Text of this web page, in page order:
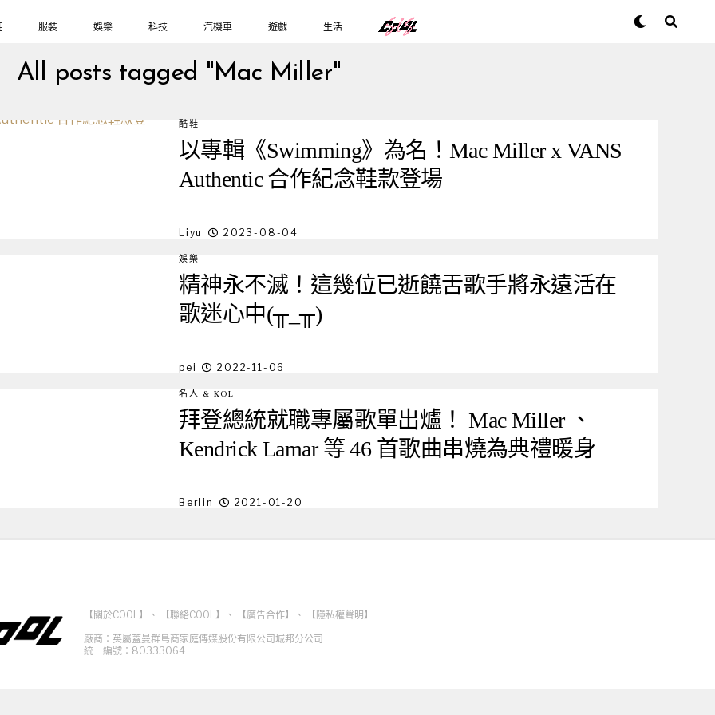
服裝 娛樂 科技 汽機車 遊戲 生活
All posts tagged "Mac Miller"
酷鞋
以專輯《Swimming》為名！Mac Miller x VANS
Authentic 合作紀念鞋款登場
Liyu 2023-08-04
娛樂
精神永不滅！這幾位已逝饒舌歌手將永遠活在
歌迷心中(╥_╥)
pei 2022-11-06
名人 & KOL
拜登總統就職專屬歌單出爐！ Mac Miller 、
Kendrick Lamar 等 46 首歌曲串燒為典禮暖身
Berlin 2021-01-20
【關於COOL】 、 【聯絡COOL】 、 【廣告合作】 、
【隱私權聲明】
廠商：英屬蓋曼群島商家庭傳媒股份有限公司城邦分公司
統一編號：80333064